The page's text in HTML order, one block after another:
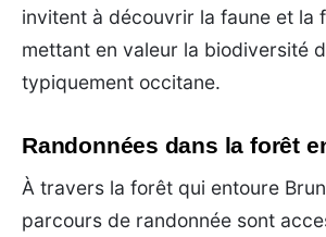
invitent à découvrir la faune et la
mettant en valeur la biodiversité
typiquement occitane.
Randonnées dans la forêt
À travers la forêt qui entoure
parcours de randonnée sont